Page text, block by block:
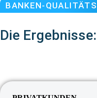
BANKEN-
Die Ergebnisse: